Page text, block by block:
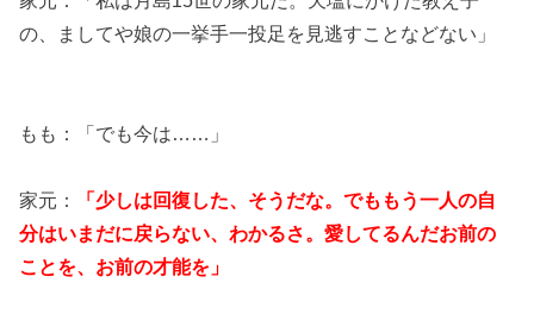
の、ましてや娘の一挙手一投足を見逃すことなどない」
もも：「でも今は……」
家元：
「少しは回復した、そうだな。でももう一人の自
分はいまだに戻らない、わかるさ。愛してるんだお前の
ことを、お前の才能を」